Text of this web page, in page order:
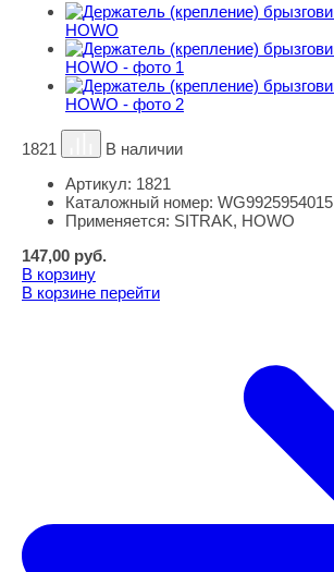
1821
В наличии
Артикул: 1821
Каталожный номер: WG9925954015
Применяется: SITRAK, HOWO
147,00 руб.
В корзину
В корзине перейти